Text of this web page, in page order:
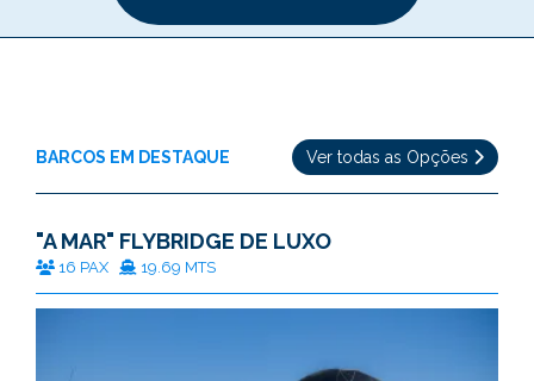
BARCOS EM DESTAQUE Ver todas as Opções
"A MAR" FLYBRIDGE DE LUXO
16 PAX 19.69 MTS